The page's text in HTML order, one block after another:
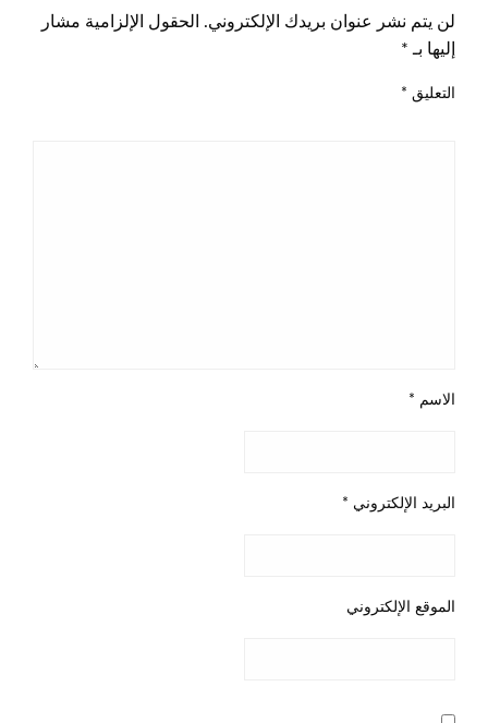
لن يتم نشر عنوان بريدك الإلكتروني.
الحقول الإلزامية مشار
إليها بـ *
التعليق *
الاسم *
البريد الإلكتروني *
الموقع الإلكتروني